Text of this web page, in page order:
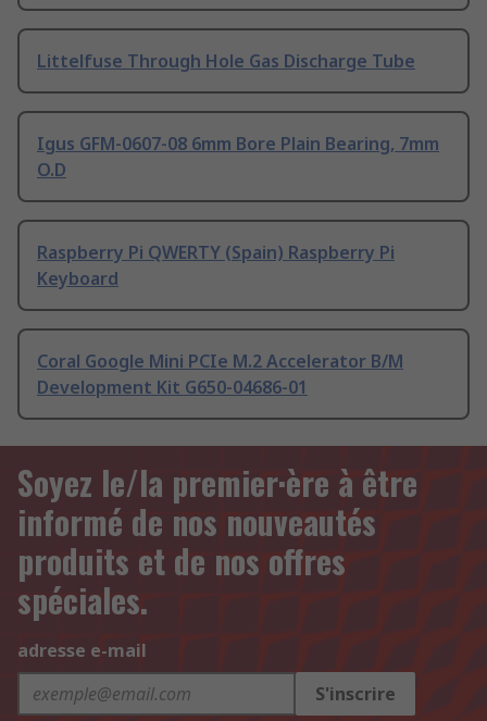
Littelfuse Through Hole Gas Discharge Tube
Igus GFM-0607-08 6mm Bore Plain Bearing, 7mm
O.D
Raspberry Pi QWERTY (Spain) Raspberry Pi
Keyboard
Coral Google Mini PCIe M.2 Accelerator B/M
Development Kit G650-04686-01
Soyez le/la premier·ère à être
informé de nos nouveautés
produits et de nos offres
spéciales.
adresse e-mail
S'inscrire